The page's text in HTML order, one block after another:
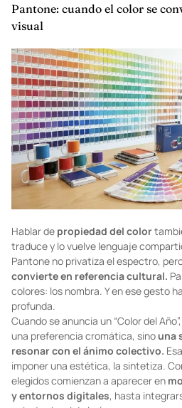
Pantone: cuando el color se
visual
Hablar de propiedad del color
traduce y lo vuelve lenguaje
Pantone no privatiza el espectro,
convierte en referencia cultural.
colores: los nombra. Y en ese gesto
profunda.
Cuando se anuncia un “Color del
una preferencia cromática, sinouna
resonar con el ánimo colectivo.
imponer una estética, la sintetiza.
elegidos comienzan a aparecer en
y entornos digitales, hasta